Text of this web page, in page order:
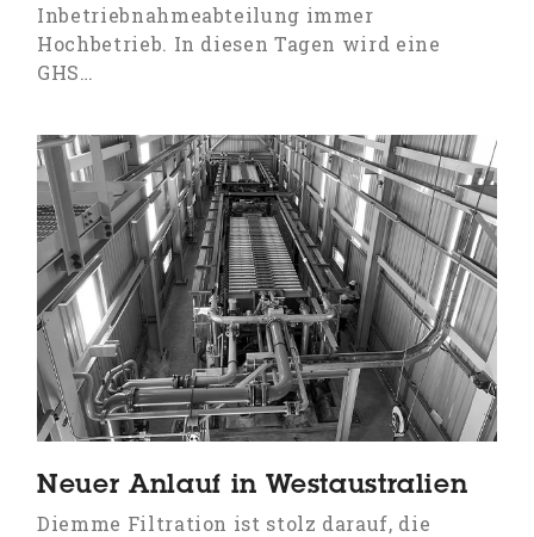
Inbetriebnahmeabteilung immer
Hochbetrieb. In diesen Tagen wird eine
GHS…
Neuer Anlauf in Westaustralien
Diemme Filtration ist stolz darauf, die